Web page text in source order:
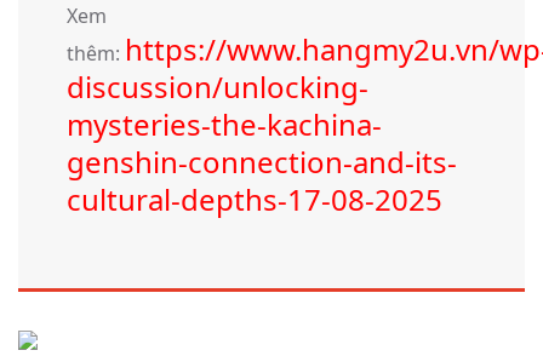
Xem
thêm: https://www.hangmy2u.vn/
discussion/unlocking-
mysteries-the-kachina-
genshin-connection-and-its-
cultural-depths-17-08-2025